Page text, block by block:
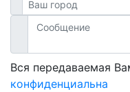
Вся передаваемая
конфиденциальна